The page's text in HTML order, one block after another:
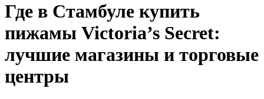
Где в Стамбуле купить
пижамы Victoria’s Secret:
лучшие магазины и торговые
центры